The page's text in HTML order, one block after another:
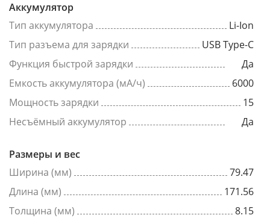
Аккумулятор
Тип аккумулятора
Li-Ion
Тип разъема для зарядки
USB Type-C
Функция быстрой зарядки
Да
Емкость аккумулятора (мА/ч)
6000
Мощность зарядки
15
Несъёмный аккумулятор
Да
Размеры и вес
Ширина (мм)
79.47
Длина (мм)
171.56
Толщина (мм)
8.15